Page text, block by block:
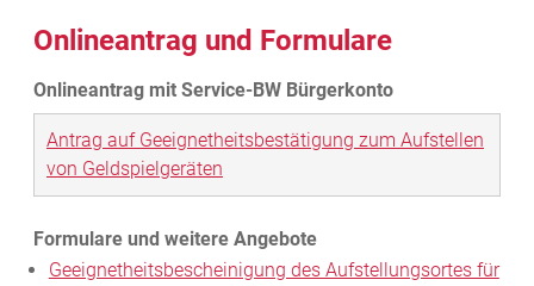
Onlineantrag und Formulare
Antrag auf Geeignetheitsbestätigung zum Aufstellen
von Geldspielgeräten
Geeignetheitsbescheinigung des Aufstellungsortes für